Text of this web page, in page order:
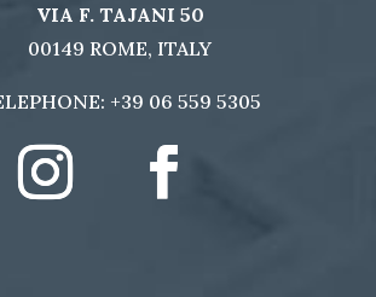
VIA F. TAJANI 50
00149 ROME, ITALY
+39 06 559 5305